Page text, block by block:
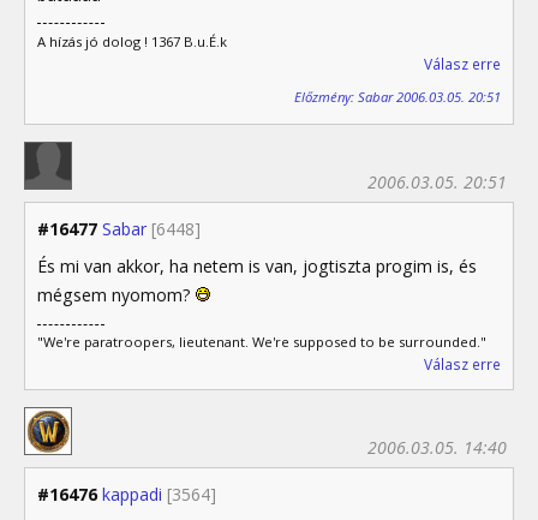
A hízás jó dolog ! 1367 B.u.É.k
Válasz erre
Előzmény: Sabar 2006.03.05. 20:51
#16477 Sabar [6448]
2006.03.05. 20:51
És mi van akkor, ha netem is van, jogtiszta progim is, és
mégsem nyomom?
"We're paratroopers, lieutenant. We're supposed to be surrounded."
Válasz erre
#16476 kappadi [3564]
2006.03.05. 14:40